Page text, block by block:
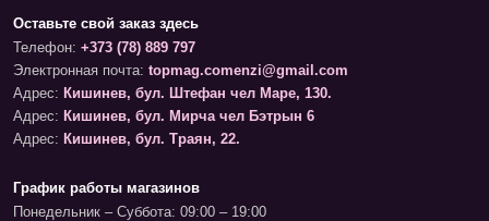
Оставьте свой заказ здесь
Телефон: +373 (78) 889 797
Электронная почта: topmag.comenzi@gmail.com
Адрес: Кишинев, бул. Штефан чел Маре, 130.
Адрес: Кишинев, бул. Мирча чел Бэтрын 6
Адрес: Кишинев, бул. Траян, 22.
График работы магазинов
Понедельник – Суббота: 09:00 – 19:00